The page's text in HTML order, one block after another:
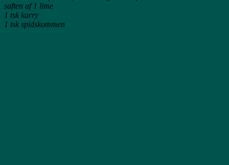
saften af 1 lime
1 tsk karry
1 tsk spidskommen